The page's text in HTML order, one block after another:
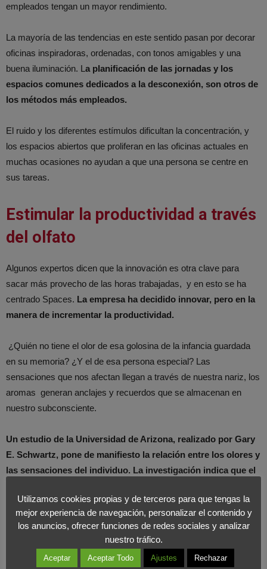
empleados tengan un mayor rendimiento.
La mayoría de las tendencias en este sentido pasan por decorar
oficinas inspiradoras, ordenadas, con tonos amigables y una
buena iluminación. L a planificación de las jornadas y los
espacios comunes dedicados a la desconexión, son otros de
los métodos más empleados.
El ruido y los diferentes estímulos dificultan la concentración, y
los espacios abiertos que proliferan en las oficinas actuales en
muchas ocasiones no ayudan a que una persona se centre en
sus tareas.
Estimular la productividad a través
del olfato
Algunos expertos dicen que la innovación es otra clave para
sacar más provecho de las horas trabajadas, y en esto se ha
centrado Spaces. La empresa ha decidido innovar, pero en la
manera de incrementar la productividad.
¿Quién no tiene el olor de esa golosina de la infancia guardada
en su memoria? ¿Y el de esa persona especial? Las
sensaciones que nos afectan llegan a través de nuestra nariz, los
aromas generan anclajes y recuerdos que se almacenan en
nuestro subconsciente.
Un estudio de la Universidad de Arizona, realizado por Gary
E. Schwartz, pone de manifiesto la relación entre los olores y
las sensaciones del individuo. La investigación indica que el
gracias a determinados aromas.
Otro dato interesante es que mediante el olfato se pueden
estimular emociones positivas como la felicidad, la relajación y la
tan deseada productividad.
Utilizamos cookies propias y de terceros para que tengas la
mejor experiencia de navegación, personalizar el contenido y
los anuncios, ofrecer funciones de redes sociales y analizar
nuestro tráfico.
Aceptar Aceptar Todo Ajustes Rechazar